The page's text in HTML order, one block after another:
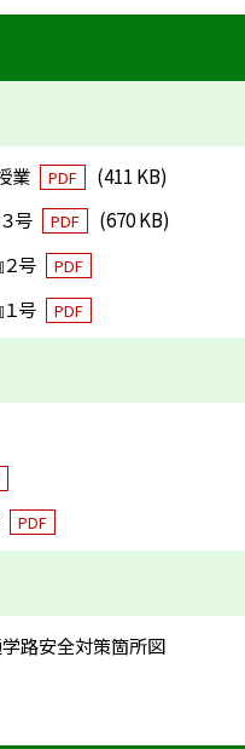
業 PDF
(411 KB)
号
PDF
(670 KB)
号
PDF
号 PDF
PDF
路安全対策箇所図